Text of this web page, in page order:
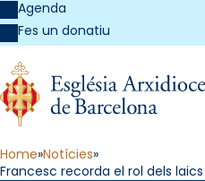
Agenda
Fes un donatiu
Home Notícies
Francesc recorda el rol dels laics